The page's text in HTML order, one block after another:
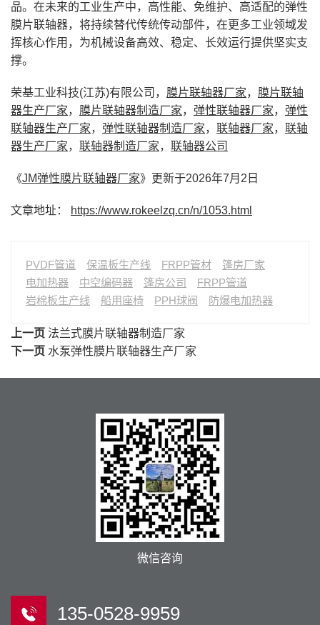
品。在未来的工业生产中，高性能、免维护、高适配的弹性
膜片联轴器，将持续替代传统传动部件，在更多工业领域发
挥核心作用，为机械设备高效、稳定、长效运行提供坚实支
撑。
荣基工业科技(江苏)有限公司， 膜片联轴器厂家， 膜片联轴
器生产厂家， 膜片联轴器制造厂家， 弹性联轴器厂家， 弹性
联轴器生产厂家， 弹性联轴器制造厂家， 联轴器厂家， 联轴
器生产厂家， 联轴器制造厂家， 联轴器公司
《JM弹性膜片联轴器厂家》更新于2026年7月2日
文章地址： https://www.rokeelzq.cn/n/1053.html
PVDF管道 保温板生产线 FRPP管材
篷房厂家
电加热器
中空编码器 篷房公司
FRPP管道
岩棉板生产线
船用座椅 PPH球阀 防爆电加热器
上一页 法兰式膜片联轴器制造厂家
下一页 水泵弹性膜片联轴器生产厂家
微信咨询
135-0528-9959